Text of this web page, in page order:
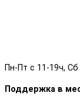
Пн-Пт с 11-19ч, Сб
Поддержка в